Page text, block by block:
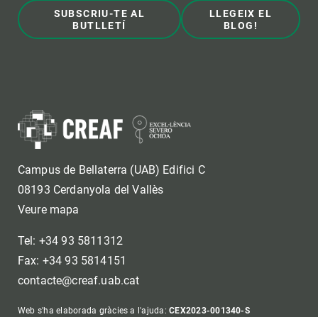
SUBSCRIU-TE AL
BUTLLETÍ
LLEGEIX EL
BLOG!
Campus de Bellaterra (UAB) Edifici C
08193 Cerdanyola del Vallès
Veure mapa
Tel: +34 93 5811312
Fax: +34 93 5814151
contacte@creaf.uab.cat
Web s'ha elaborada gràcies a l'ajuda:CEX2023-001340-S